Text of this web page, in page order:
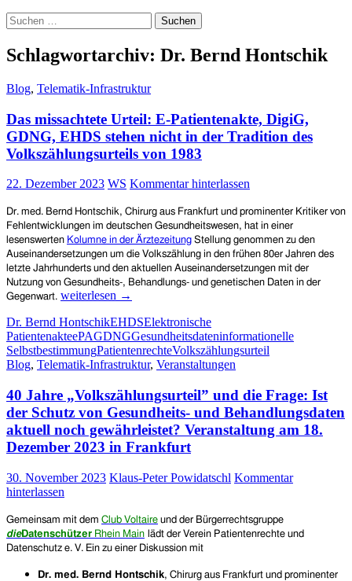
Suchen
nach:
Schlagwortarchiv: Dr. Bernd Hontschik
Blog, Telematik-Infrastruktur
Das missachtete Urteil: E-Patientenakte, DigiG,
GDNG, EHDS stehen nicht in der Tradition des
Volkszählungsurteils von 1983
22. Dezember 2023 WS Kommentar hinterlassen
Dr. med. Bernd Hontschik, Chirurg aus Frankfurt und prominenter Kritiker von
Fehlentwicklungen im deutschen Gesundheitswesen, hat in einer
lesenswerten Kolumne in der Ärztezeitung Stellung genommen zu den
Auseinandersetzungen um die Volkszählung in den frühen 80er Jahren des
letzte Jahrhunderts und den aktuellen Auseinandersetzungen mit der
Nutzung von Gesundheits-, Behandlungs- und genetischen Daten in der
Gegenwart. Das
Urteil:
E-
Patientenakte,
DigiG,
EHDS
stehen
nicht
in
der
des
Volkszählungsurteils
1983
weiterlesen →
Dr. Bernd HontschikEHDSElektronische
PatientenakteePAGDNGGesundheitsdateninformationelle
SelbstbestimmungPatientenrechteVolkszählungsurteil
Blog, Telematik-Infrastruktur, Veranstaltungen
40 Jahre „Volkszählungsurteil” und die Frage: Ist
der Schutz von Gesundheits- und Behandlungsdaten
aktuell noch gewährleistet? Veranstaltung am 18.
Dezember 2023 in Frankfurt
30. November 2023 Klaus-Peter Powidatschl Kommentar
hinterlassen
Gemeinsam mit dem Club Voltaire und der Bürgerrechtsgruppe
dieDatenschützer Rhein Main lädt der Verein Patientenrechte und
Datenschutz e. V. Ein zu einer Diskussion mit
Dr. med. Bernd Hontschik, Chirurg aus Frankfurt und prominenter